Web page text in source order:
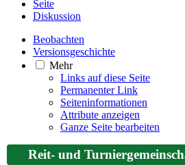
Seite
Diskussion
Beobachten
Versionsgeschichte
Mehr
Links auf diese Seite
Permanenter Link
Seiten­­informationen
Attribute anzeigen
Ganze Seite bearbeiten
Reit- und